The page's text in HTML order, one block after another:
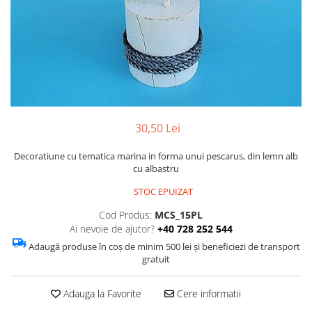
Barci, vapoare, ambarcatiuni
Decoratiuni care se agata
30,50 Lei
Decoratiune cu tematica marina in forma unui pescarus, din lemn alb
cu albastru
STOC EPUIZAT
Cod Produs: MCS_15PL
Ai nevoie de ajutor? +40 728 252 544
Adaugă produse în coș de minim 500 lei și beneficiezi de transport
gratuit
Adauga la Favorite Cere informatii